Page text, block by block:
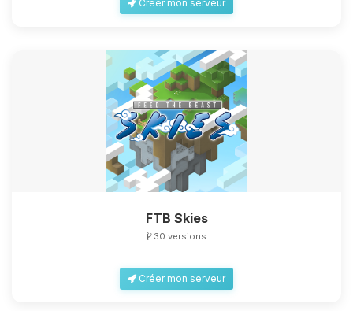
Créer mon serveur
FTB Skies
30 versions
Créer mon serveur